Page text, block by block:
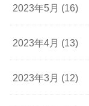
2023年5月 (16)
2023年4月 (13)
2023年3月 (12)